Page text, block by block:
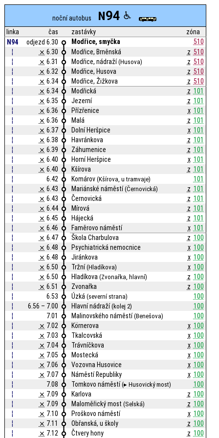
noční autobus N94
linka čas zastávky
zóna
N94
odjezd 6.30 Modřice, smyčka
510
¦
⨯ 6.30 Modřice, Brněnská z 510
¦
⨯ 6.31 Modřice, nádraží(Husova) z 510
¦
⨯ 6.32 Modřice, Husova z 510
¦
⨯ 6.34 Modřice, Žižkova z 510
¦
⨯ 6.34 Modřická z 101
¦
⨯ 6.35 Jezerní z 101
¦
⨯ 6.36 Přízřenice x 101
¦
⨯ 6.36 Malá z 101
¦
⨯ 6.37 Dolní Heršpice x 101
¦
⨯ 6.38 Havránkova z 101
¦
⨯ 6.39 Záhumenice z 101
¦
⨯ 6.40 Horní Heršpice x 101
¦
⨯ 6.40 Kšírova z 101
¦
6.42 Komárov(Kšírova, u tramvaje)
101
¦
⨯ 6.43 Mariánské náměstí(Černovická) z 101
¦
⨯ 6.43 Černovická z 101
¦
⨯ 6.44 Mírová z 101
¦
⨯ 6.45 Hájecká z 101
¦
⨯ 6.46 Faměrovo náměstí x 101
¦
⨯ 6.47 Škola Charbulova z 100
¦
⨯ 6.48 Psychiatrická nemocnice x 100
¦
⨯ 6.48 Jiránkova x 100
¦
⨯ 6.50 Tržní(Hladíkova) x 100
¦
⨯ 6.50 Hladíkova(Zvonařka, hlavní) z 100
¦
⨯ 6.51 Zvonařka z 100
¦
6.53 Úzká(severní strana)
100
¦
6.56 – 7.00 Hlavní nádraží(kolej 2)
100
¦
7.01 Malinovského náměstí(Benešova)
100
¦
⨯ 7.02 Körnerova x 100
¦
⨯ 7.03 Tkalcovská x 100
¦
⨯ 7.04 Trávníčkova x 100
¦
⨯ 7.05 Mostecká x 100
¦
⨯ 7.06 Vozovna Husovice x 100
¦
⨯ 7.07 Náměstí Republiky x 100
¦
7.08 Tomkovo náměstí(▸ Husovický most)
100
¦
⨯ 7.09 Karlova z 100
¦
⨯ 7.09 Maloměřický most(Selská) z 100
¦
⨯ 7.10 Proškovo náměstí x 100
¦
⨯ 7.11 Obřanská, u školy z 100
¦
⨯ 7.12 Čtvery hony z 100